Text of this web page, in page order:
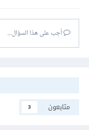
أجب على هذا السؤال...
متابعون
3